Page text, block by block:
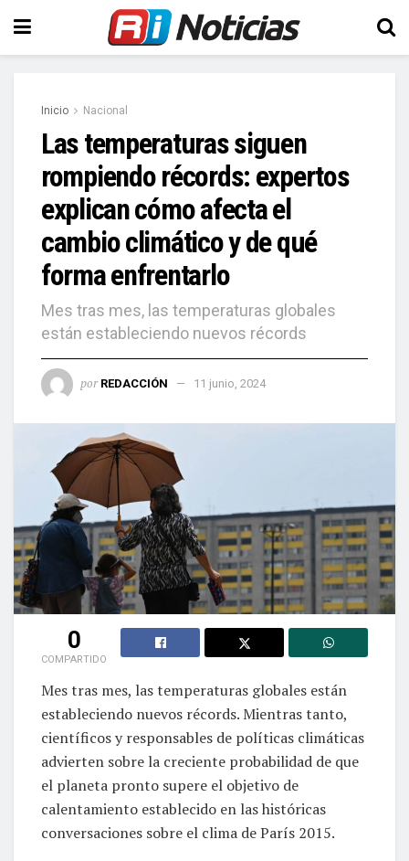
Inicio Nacional
Las temperaturas siguen
rompiendo récords: expertos
explican cómo afecta el
cambio climático y de qué
forma enfrentarlo
Mes tras mes, las temperaturas globales
están estableciendo nuevos récords
por REDACCIÓN 11 junio, 2024
0
COMPARTIDO
Mes tras mes, las temperaturas globales están
estableciendo nuevos récords. Mientras tanto,
científicos y responsables de políticas climáticas
advierten sobre la creciente probabilidad de que
el planeta pronto supere el objetivo de
calentamiento establecido en las históricas
conversaciones sobre el clima de París 2015.